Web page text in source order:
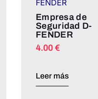
Empresa de
Seguridad D-
FENDER
4.00 €
Leer más